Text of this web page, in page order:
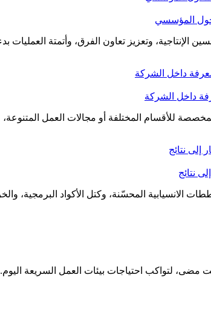
مضى، لتواكب احتياجات بيئات العمل السريعة اليوم.